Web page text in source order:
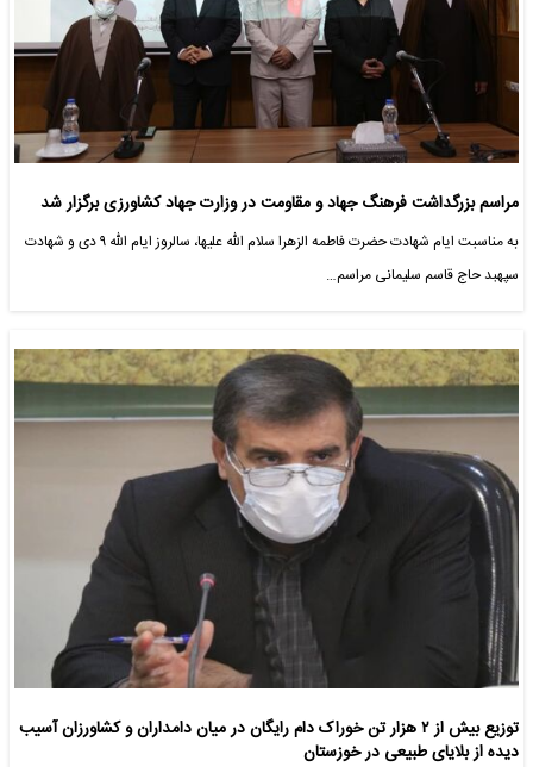
مراسم بزرگداشت فرهنگ جهاد و مقاومت در وزارت جهاد کشاورزی برگزار شد
به مناسبت ایام شهادت حضرت فاطمه الزهرا سلام الله علیها، سالروز ایام الله ۹ دی و شهادت
سپهبد حاج قاسم سلیمانی مراسم…
توزیع بیش از ۲ هزار تن خوراک دام رایگان در میان دامداران و کشاورزان آسیب
دیده از بلایای طبیعی در خوزستان